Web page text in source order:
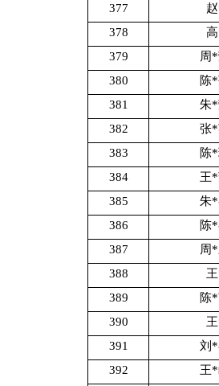
377
378
379
周
380
陈
381
朱
382
张
383
陈
384
王
385
朱
386
陈
387
周
388
389
陈
390
391
刘
392
王